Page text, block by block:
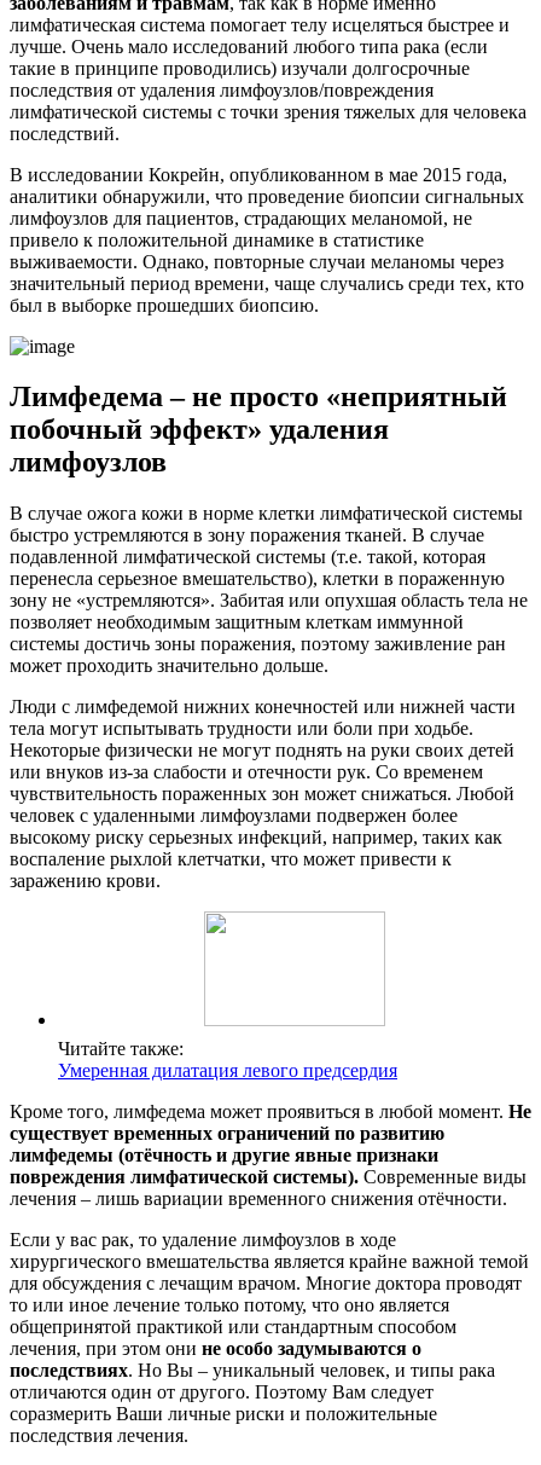
лимфатическая система помогает телу исцеляться быстрее и
лучше. Очень мало исследований любого типа рака (если
такие в принципе проводились) изучали долгосрочные
последствия от удаления лимфоузлов/повреждения
лимфатической системы с точки зрения тяжелых для человека
последствий.
В исследовании Кокрейн, опубликованном в мае 2015 года,
аналитики обнаружили, что проведение биопсии сигнальных
лимфоузлов для пациентов, страдающих меланомой, не
привело к положительной динамике в статистике
выживаемости. Однако, повторные случаи меланомы через
значительный период времени, чаще случались среди тех, кто
был в выборке прошедших биопсию.
Лимфедема – не просто «неприятный
побочный эффект» удаления
лимфоузлов
В случае ожога кожи в норме клетки лимфатической системы
быстро устремляются в зону поражения тканей. В случае
подавленной лимфатической системы (т.е. такой, которая
перенесла серьезное вмешательство), клетки в пораженную
зону не «устремляются». Забитая или опухшая область тела не
позволяет необходимым защитным клеткам иммунной
системы достичь зоны поражения, поэтому заживление ран
может проходить значительно дольше.
Люди с лимфедемой нижних конечностей или нижней части
тела могут испытывать трудности или боли при ходьбе.
Некоторые физически не могут поднять на руки своих детей
или внуков из-за слабости и отечности рук. Со временем
чувствительность пораженных зон может снижаться. Любой
человек с удаленными лимфоузлами подвержен более
высокому риску серьезных инфекций, например, таких как
воспаление рыхлой клетчатки, что может привести к
заражению крови.
Читайте также:
Умеренная дилатация левого предсердия
Кроме того, лимфедема может проявиться в любой момент. Не
существует временных ограничений по развитию
лимфедемы (отёчность и другие явные признаки
повреждения лимфатической системы). Современные виды
лечения – лишь вариации временного снижения отёчности.
Если у вас рак, то удаление лимфоузлов в ходе
хирургического вмешательства является крайне важной темой
для обсуждения с лечащим врачом. Многие доктора проводят
то или иное лечение только потому, что оно является
общепринятой практикой или стандартным способом
лечения, при этом они не особо задумываются о
последствиях. Но Вы – уникальный человек, и типы рака
отличаются один от другого. Поэтому Вам следует
соразмерить Ваши личные риски и положительные
последствия лечения.